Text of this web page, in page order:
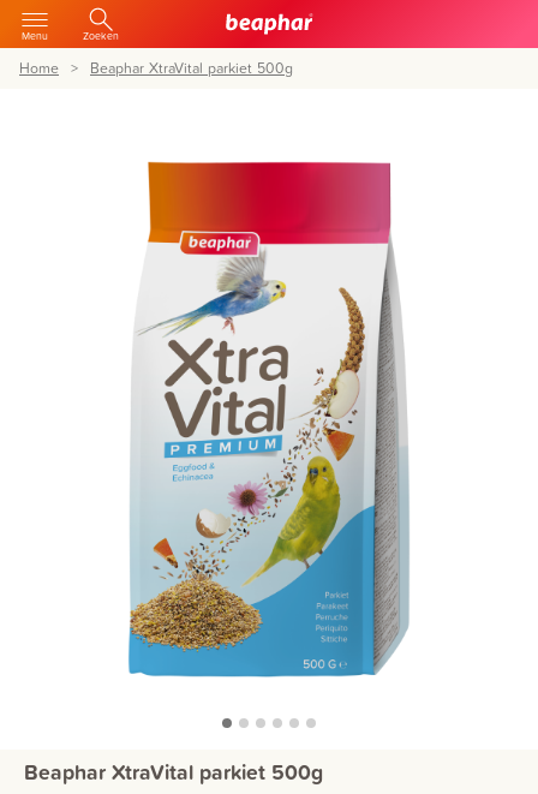
Menu Zoeken
Home Beaphar XtraVital parkiet 500g
Beaphar XtraVital parkiet 500g